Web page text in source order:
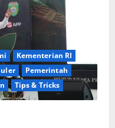
Kementerian RI
Pemerintah
Tips & Tricks